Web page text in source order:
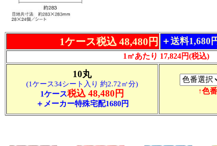
1ケース税込 48,480円 ＋送料1,680
1㎡あたり 17,824円(税込)
10丸
(1ケース34シート入り 約2.72㎡分)
1ケース税込 48,480円
＋メーカー特殊宅配1680円
↑色